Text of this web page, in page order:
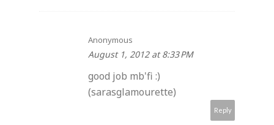
Anonymous
August 1, 2012 at 8:33 PM
good job mb'fi :)
(sarasglamourette)
Reply